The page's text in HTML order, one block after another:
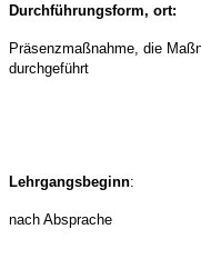
Durchführungsform, ort:
Präsenzmaßnahme, die
durchgeführt
Lehrgangsbeginn:
nach Absprache